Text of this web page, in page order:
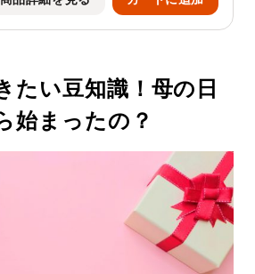
たい豆知識！母の日
始まったの？